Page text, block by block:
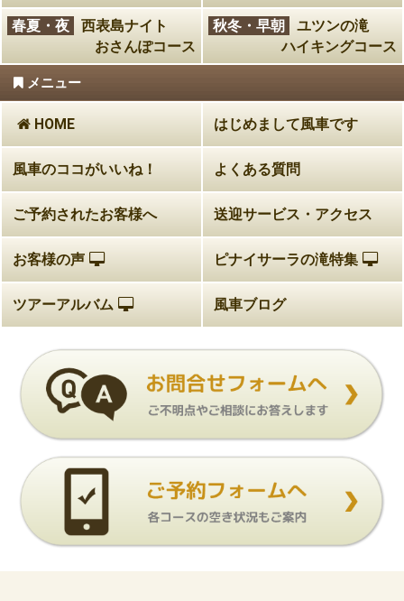
春夏・夜
西表島ナイト
おさんぽコース
秋冬・早朝
ユツンの滝
ハイキングコース
メニュー
HOME はじめまして風車です
風車のココがいいね！ よくある質問
ご予約されたお客様へ 送迎サービス・アクセス
お客様の声 ピナイサーラの滝特集
ツアーアルバム 風車ブログ